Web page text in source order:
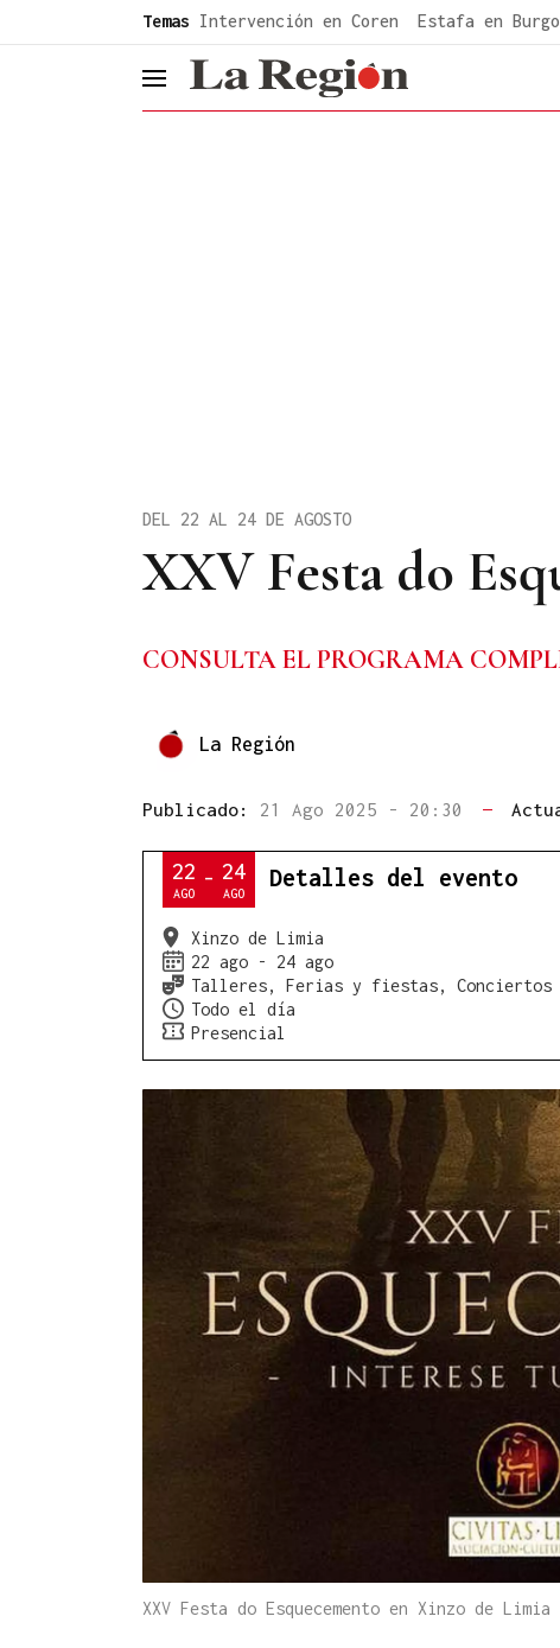
Temas Intervención en Coren Estafa en
header.menu.open
XXV Festa do
DEL 22 AL 24 DE AGOSTO
CONSULTA EL PROGRAMA
La Región
Publicado: 21 Ago 2025 - 20:30 —
22
AGO
- 24
AGO
Detalles del evento
Xinzo de Limia
22 ago - 24 ago
Talleres, Ferias y fiestas, Conciertos
Todo el día
Presencial
XXV Festa do Esquecemento en Xinzo de Limia